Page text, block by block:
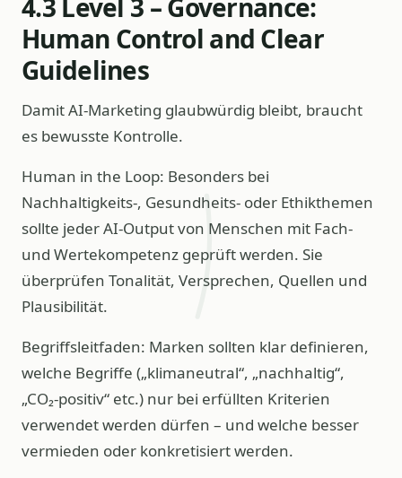
4.3 Level 3 – Governance:
Human Control and Clear
Guidelines
Damit AI-Marketing glaubwürdig bleibt, braucht
es bewusste Kontrolle.
Human in the Loop: Besonders bei
Nachhaltigkeits-, Gesundheits- oder Ethikthemen
sollte jeder AI‑Output von Menschen mit Fach-
und Wertekompetenz geprüft werden. Sie
überprüfen Tonalität, Versprechen, Quellen und
Plausibilität.
Begriffsleitfaden: Marken sollten klar definieren,
welche Begriffe („klimaneutral“, „nachhaltig“,
„CO₂-positiv“ etc.) nur bei erfüllten Kriterien
verwendet werden dürfen – und welche besser
vermieden oder konkretisiert werden.